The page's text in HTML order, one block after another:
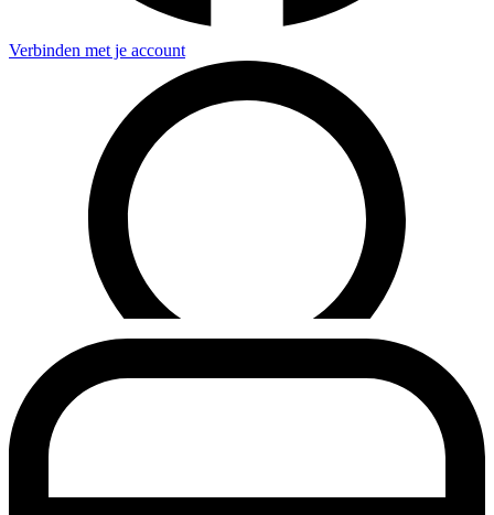
Verbinden met je account